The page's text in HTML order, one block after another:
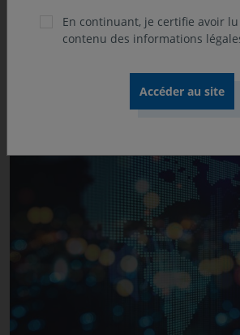
La France face à une
Depuis des décennies, les finances
En continuant, je certifie avoir
contenu des informations